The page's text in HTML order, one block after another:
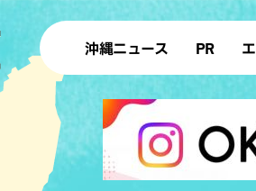
沖縄ニュース PR
イ
タレ